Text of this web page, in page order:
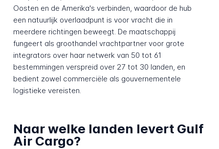
Oosten en de Amerika's verbinden, waardoor de hub
een natuurlijk overlaadpunt is voor vracht die in
meerdere richtingen beweegt. De maatschappij
fungeert als groothandel vrachtpartner voor grote
integrators over haar netwerk van 50 tot 61
bestemmingen verspreid over 27 tot 30 landen, en
bedient zowel commerciële als gouvernementele
logistieke vereisten.
Naar welke landen levert Gulf
Air Cargo?